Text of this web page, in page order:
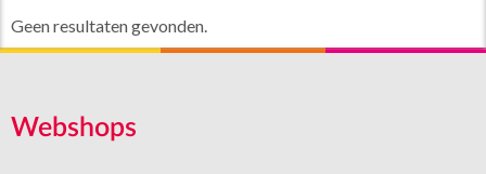
Geen resultaten gevonden.
Webshops